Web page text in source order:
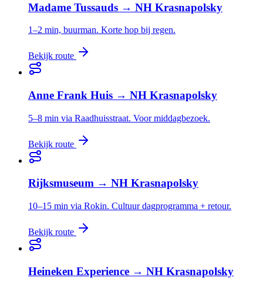
Madame Tussauds → NH Krasnapolsky
1–2 min, buurman. Korte hop bij regen.
Bekijk route
Anne Frank Huis → NH Krasnapolsky
5–8 min via Raadhuisstraat. Voor middagbezoek.
Bekijk route
Rijksmuseum → NH Krasnapolsky
10–15 min via Rokin. Cultuur dagprogramma + retour.
Bekijk route
Heineken Experience → NH Krasnapolsky